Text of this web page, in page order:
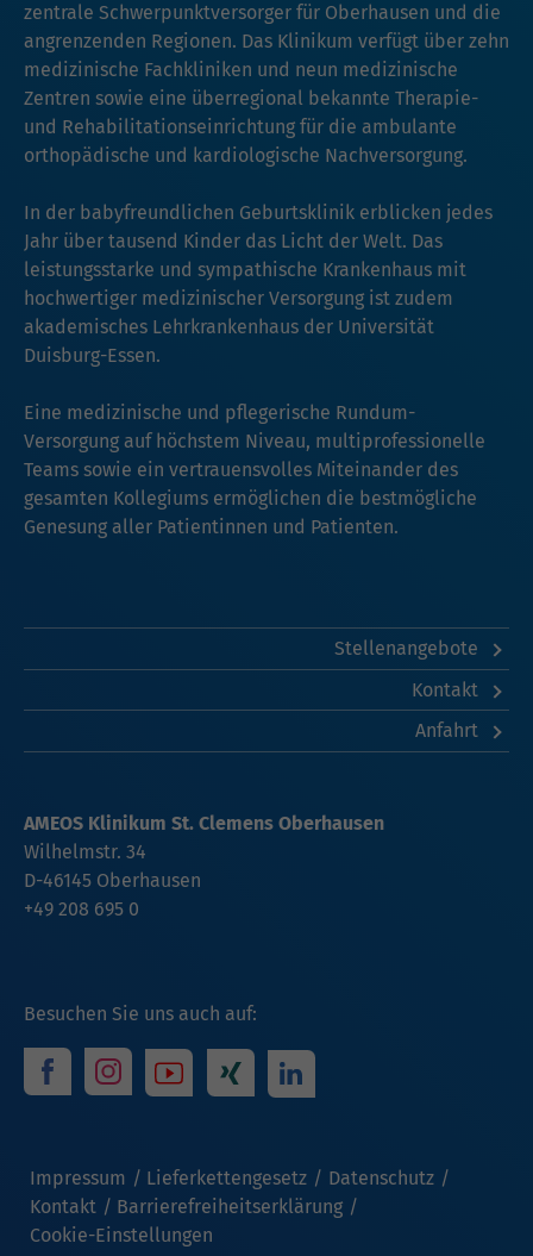
zentrale Schwerpunktversorger für Oberhausen und die
angrenzenden Regionen. Das Klinikum verfügt über zehn
medizinische Fachkliniken und neun medizinische
Zentren sowie eine überregional bekannte Therapie-
und Rehabilitationseinrichtung für die ambulante
orthopädische und kardiologische Nachversorgung.
In der babyfreundlichen Geburtsklinik erblicken jedes
Jahr über tausend Kinder das Licht der Welt. Das
leistungsstarke und sympathische Krankenhaus mit
hochwertiger medizinischer Versorgung ist zudem
akademisches Lehrkrankenhaus der Universität
Duisburg-Essen.
Eine medizinische und pflegerische Rundum-
Versorgung auf höchstem Niveau, multiprofessionelle
Teams sowie ein vertrauensvolles Miteinander des
gesamten Kollegiums ermöglichen die bestmögliche
Genesung aller Patientinnen und Patienten.
Stellenangebote
Kontakt
Anfahrt
Besuchen Sie uns auch auf:
Impressum Lieferkettengesetz
Datenschutz
Kontakt
Barrierefreiheitserklärung
Cookie-Einstellungen
AMEOS Klinikum St. Clemens Oberhausen
Wilhelmstr. 34
D-46145 Oberhausen
+49 208 695 0